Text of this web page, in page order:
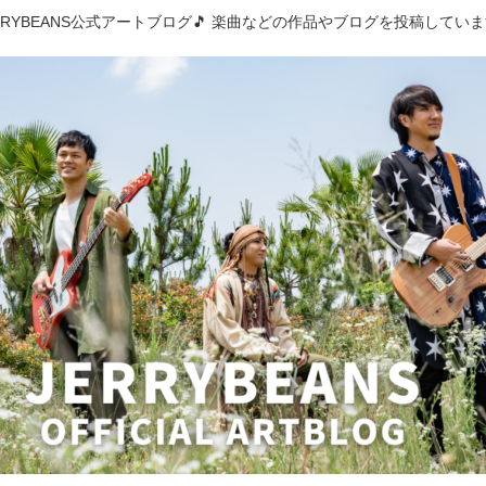
公式アートブログ🎵 楽曲などの作品やブログを投稿してい